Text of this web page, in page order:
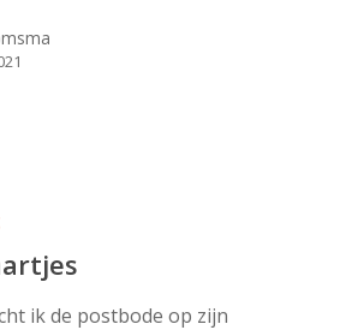
ik de postbode op zijn